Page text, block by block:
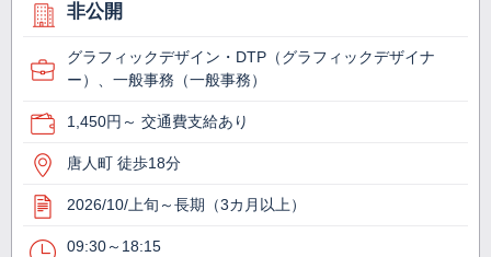
非公開
グラフィックデザイン・DTP（グラフィックデザイナ
ー）、一般事務（一般事務）
1,450円～ 交通費支給あり
唐人町 徒歩18分
2026/10/上旬～長期（3カ月以上）
09:30～18:15